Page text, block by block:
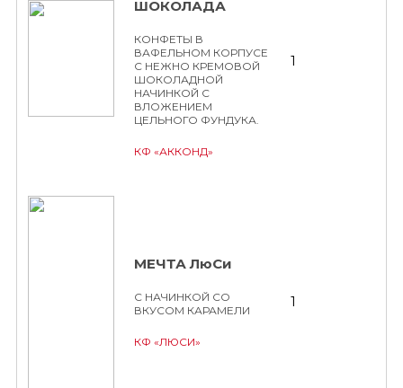
ШОКОЛАДА
КОНФЕТЫ В
ВАФЕЛЬНОМ КОРПУСЕ
С НЕЖНО КРЕМОВОЙ
ШОКОЛАДНОЙ
НАЧИНКОЙ С
ВЛОЖЕНИЕМ
ЦЕЛЬНОГО ФУНДУКА.
КФ «АККОНД»
1
МЕЧТА ЛюСи
С НАЧИНКОЙ СО
ВКУСОМ КАРАМЕЛИ
КФ «ЛЮСИ»
1